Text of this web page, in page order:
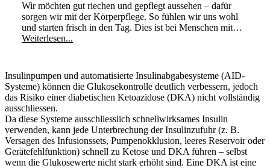
Wir möchten gut riechen und gepflegt aussehen – dafür
sorgen wir mit der Körperpflege. So fühlen wir uns wohl
und starten frisch in den Tag. Dies ist bei Menschen mit
Typ-1-Diabetes nicht anders. Sie müssen jedoch auf einige
Weiterlesen...
Insulinpumpen und automatisierte Insulinabgabesysteme (AID-
Systeme) können die Glukosekontrolle deutlich verbessern, jedoch
das Risiko einer diabetischen Ketoazidose (DKA) nicht vollständig
ausschliessen.
Da diese Systeme ausschliesslich schnellwirksames Insulin
verwenden, kann jede Unterbrechung der Insulinzufuhr (z. B.
Versagen des Infusionssets, Pumpenokklusion, leeres Reservoir oder
Gerätefehlfunktion) schnell zu Ketose und DKA führen – selbst
wenn die Glukosewerte nicht stark erhöht sind. Eine DKA ist eine